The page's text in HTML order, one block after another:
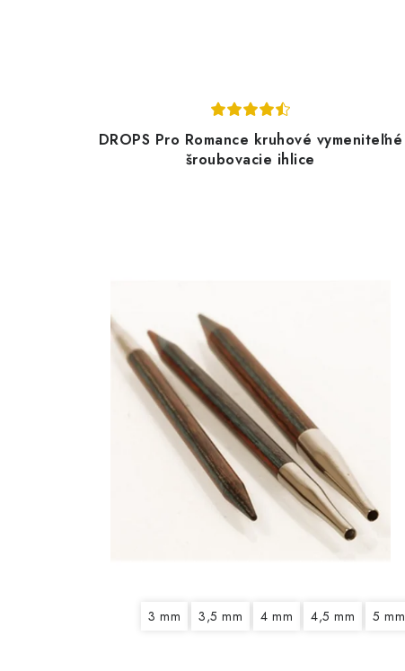
DROPS Pro Romance kruhové vymeniteľné
šroubovacie ihlice
3 mm 3,5 mm 4 mm 4,5 mm 5 mm